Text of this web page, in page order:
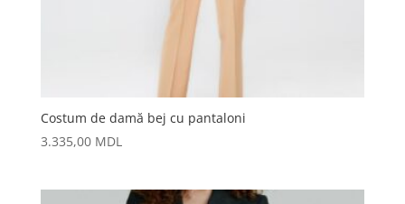
Costum de damă bej cu pantaloni
3.335,00 MDL